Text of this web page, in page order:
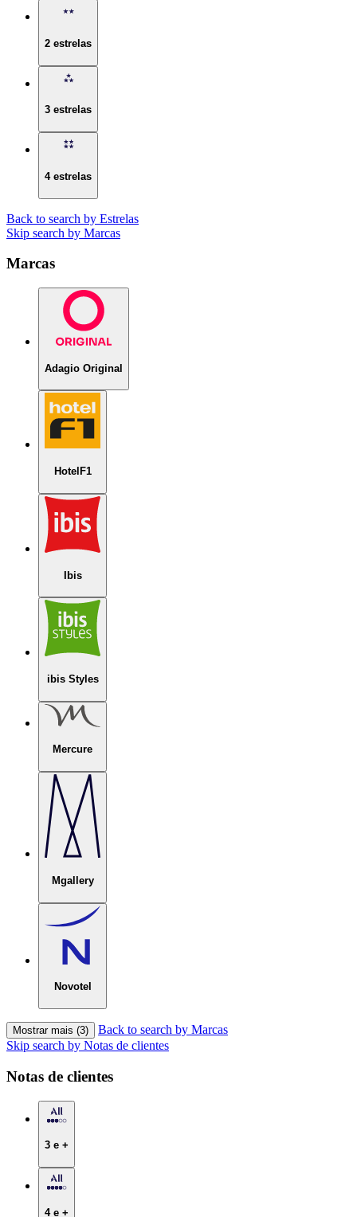
2 estrelas
3 estrelas
4 estrelas
Back to search by Estrelas
Skip search by Marcas
Marcas
Adagio Original
HotelF1
Ibis
ibis Styles
Mercure
Mgallery
Novotel
Mostrar mais (3)
Back to search by Marcas
Skip search by Notas de clientes
Notas de clientes
3 e +
4 e +